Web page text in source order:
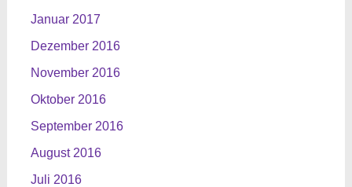
Januar 2017
Dezember 2016
November 2016
Oktober 2016
September 2016
August 2016
Juli 2016